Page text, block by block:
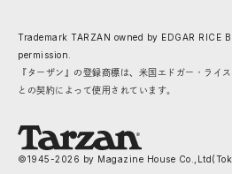
Trademark TARZAN owned by EDGAR RICE
permission.
『ターザン』の登録商標は、米国エドガー・ライ
との契約によって使用されています。
©1945-2026 by Magazine House